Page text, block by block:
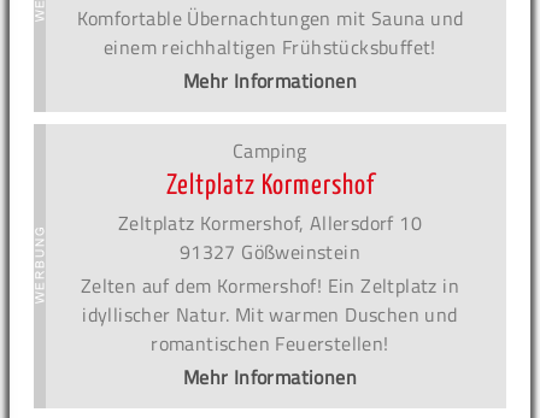
Komfortable Übernachtungen mit Sauna und
einem reichhaltigen Frühstücksbuffet!
Mehr Informationen
Camping
Zeltplatz Kormershof
Zeltplatz Kormershof, Allersdorf 10
91327 Gößweinstein
Zelten auf dem Kormershof! Ein Zeltplatz in
idyllischer Natur. Mit warmen Duschen und
romantischen Feuerstellen!
Mehr Informationen